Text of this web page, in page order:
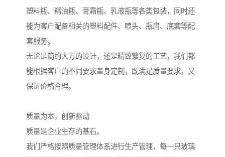
塑料瓶、精油瓶、膏霜瓶、乳液瓶等各类包装，同时还
能为客户配备相关的塑料配件、喷头、瓶肩、底套等配
套服务。
无论是简约大方的设计，还是精致繁复的工艺，我们都
能根据客户的不同要求量身定制，既满足质量要求，又
保证价格合理。
质量为本，创新驱动
质量是企业生存的基石。
我们严格按照质量管理体系进行生产管理，每一只玻璃